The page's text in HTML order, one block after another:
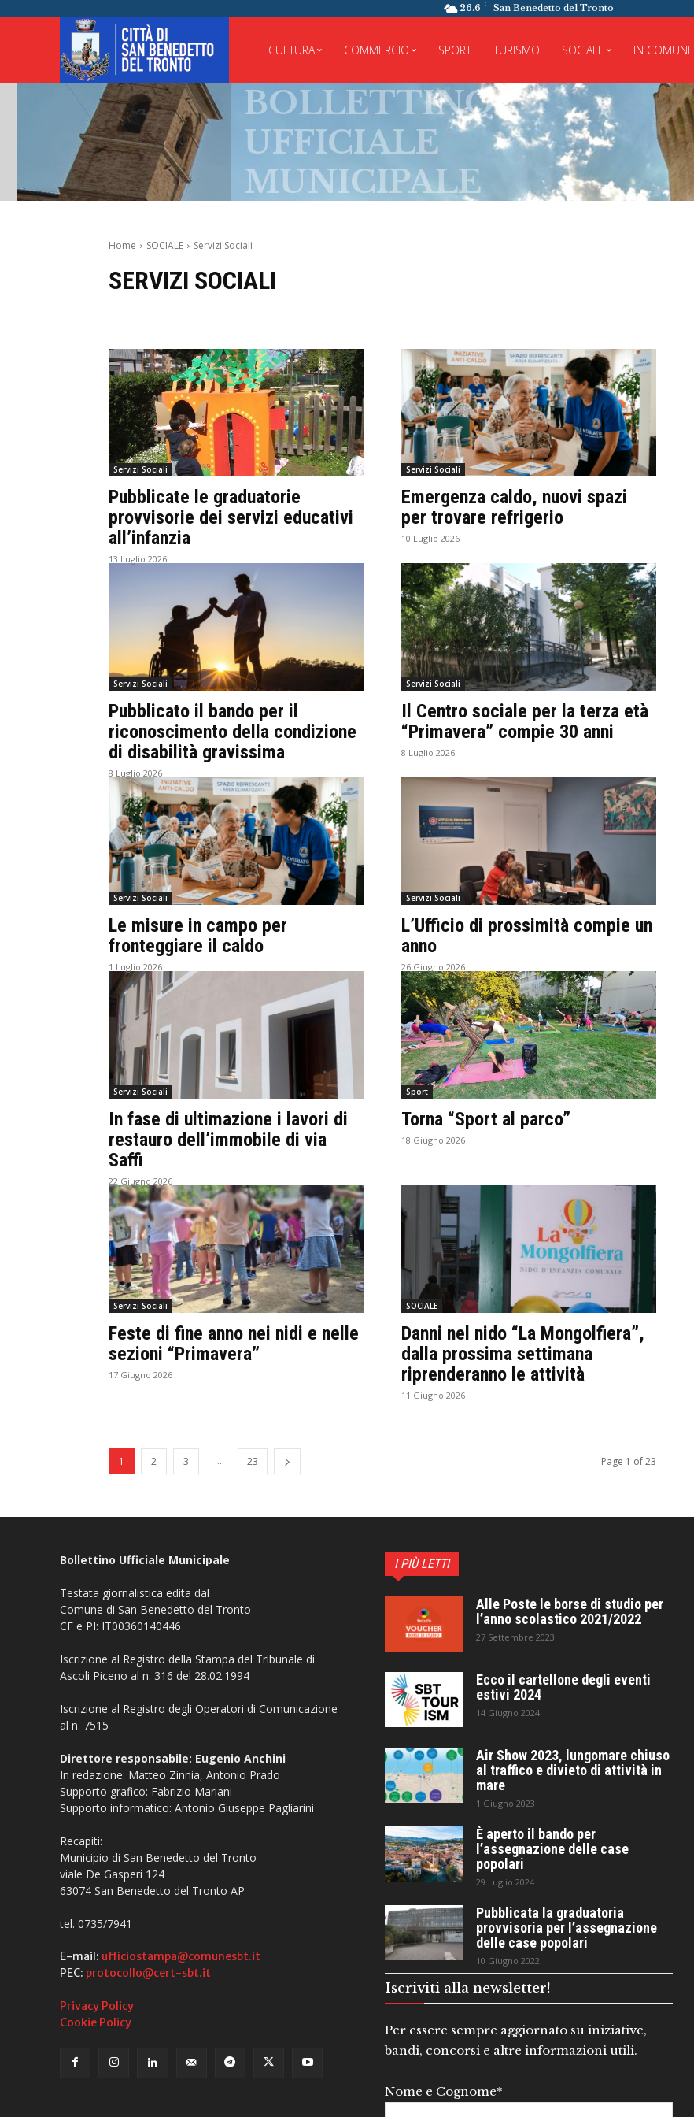
26.6 C San Benedetto del Tronto
CULTURA COMMERCIO SPORT TURISMO SOCIALE IN COMUNE
BOLLETTINO
UFFICIALE
MUNICIPALE
Home SOCIALE Servizi Sociali
SERVIZI SOCIALI
Servizi Sociali
Pubblicate le graduatorie
provvisorie dei servizi educativi
all’infanzia
13 Luglio 2026
Servizi Sociali
Emergenza caldo, nuovi spazi
per trovare refrigerio
10 Luglio 2026
Servizi Sociali
Pubblicato il bando per il
riconoscimento della condizione
di disabilità gravissima
8 Luglio 2026
Servizi Sociali
Il Centro sociale per la terza età
“Primavera” compie 30 anni
8 Luglio 2026
Servizi Sociali
Le misure in campo per
fronteggiare il caldo
1 Luglio 2026
Servizi Sociali
L’Ufficio di prossimità compie un
anno
26 Giugno 2026
Servizi Sociali
In fase di ultimazione i lavori di
restauro dell’immobile di via
Saffi
22 Giugno 2026
Sport
Torna “Sport al parco”
18 Giugno 2026
Servizi Sociali
Feste di fine anno nei nidi e nelle
sezioni “Primavera”
17 Giugno 2026
SOCIALE
Danni nel nido “La Mongolfiera”,
dalla prossima settimana
riprenderanno le attività
11 Giugno 2026
1 2 3 ... 23 Page 1 of 23
Bollettino Ufficiale Municipale
Testata giornalistica edita dal
Comune di San Benedetto del Tronto
CF e PI: IT00360140446
Iscrizione al Registro della Stampa del Tribunale di
Ascoli Piceno al n. 316 del 28.02.1994
Iscrizione al Registro degli Operatori di Comunicazione
al n. 7515
Direttore responsabile: Eugenio Anchini
In redazione: Matteo Zinnia, Antonio Prado
Supporto grafico: Fabrizio Mariani
Supporto informatico: Antonio Giuseppe Pagliarini
Recapiti:
Municipio di San Benedetto del Tronto
viale De Gasperi 124
63074 San Benedetto del Tronto AP
tel. 0735/7941
E-mail: ufficiostampa@comunesbt.it
PEC: protocollo@cert-sbt.it
Privacy Policy
Cookie Policy
I PIÙ LETTI
Alle Poste le borse di studio per
l’anno scolastico 2021/2022
27 Settembre 2023
Ecco il cartellone degli eventi
estivi 2024
14 Giugno 2024
Air Show 2023, lungomare chiuso
al traffico e divieto di attività in
mare
1 Giugno 2023
È aperto il bando per
l’assegnazione delle case
popolari
29 Luglio 2024
Pubblicata la graduatoria
provvisoria per l’assegnazione
delle case popolari
10 Giugno 2022
Iscriviti alla newsletter!
Per essere sempre aggiornato su iniziative,
bandi, concorsi e altre informazioni utili.
Nome e Cognome*